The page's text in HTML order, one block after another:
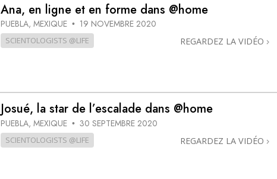
Ana, en ligne et en forme dans @home
PUEBLA, MEXIQUE • 19 NOVEMBRE 2020
SCIENTOLOGISTS @LIFE REGARDEZ LA VIDÉO
Josué, la star de l’escalade dans @home
PUEBLA, MEXIQUE • 30 SEPTEMBRE 2020
SCIENTOLOGISTS @LIFE REGARDEZ LA VIDÉO